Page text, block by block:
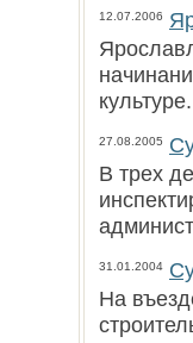
12.07.2006
27.08.2005
В трех
31.01.2004
На